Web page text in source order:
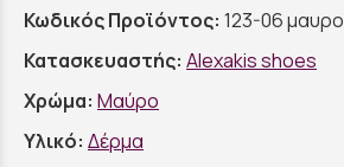
Κωδικός Προϊόντος: 123-06 μαυρο
Κατασκευαστής: Alexakis shoes
Χρώμα: Μαύρο
Υλικό: Δέρμα